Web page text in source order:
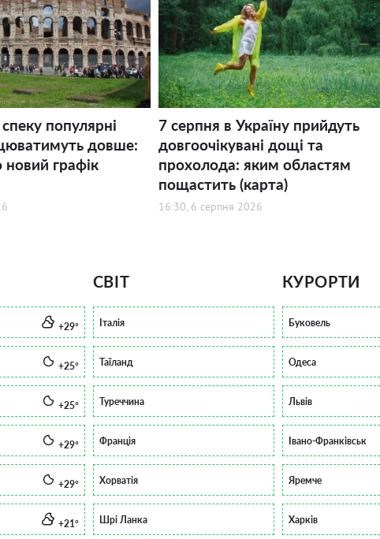
спеку популярні
довше:
графік
7 серпня в Україну прийдуть
довгоочікувані дощі та
прохолода: яким областям
пощастить (карта)
16:30, 6 серпня 2026
+29°
+25°
+25°
+29°
+29°
+21°
СВІТ
Італія
Таїланд
Туреччина
Франція
Хорватія
Шрі Ланка
КУРОРТИ
Буковель
Одеса
Львів
Івано-Франківськ
Яремче
Харків